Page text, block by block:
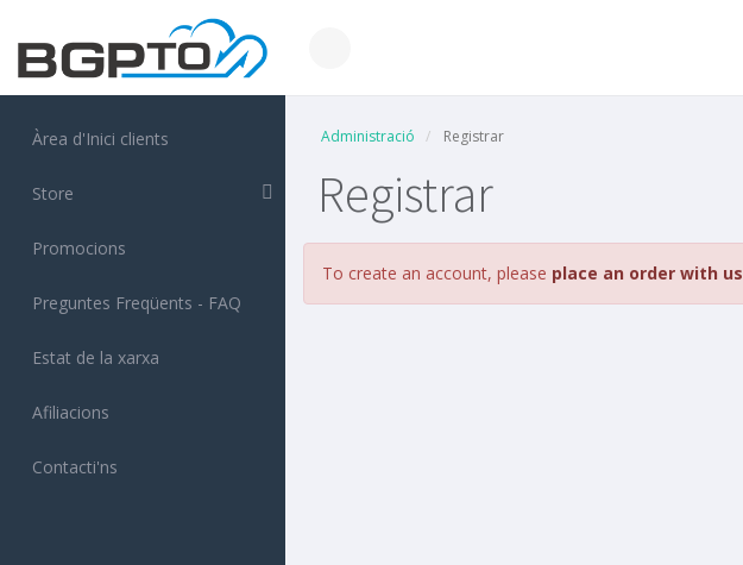
Àrea d'Inici clients
Store
Promocions
Preguntes Freqüents - FAQ
Estat de la xarxa
Afiliacions
Contacti'ns
Administració Registrar
Registrar
To create an account, please place an order with us